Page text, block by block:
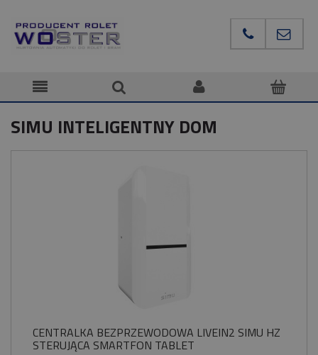
SIMU INTELIGENTNY DOM
CENTRALKA BEZPRZEWODOWA LIVEIN2 SIMU HZ
STERUJĄCA SMARTFON TABLET